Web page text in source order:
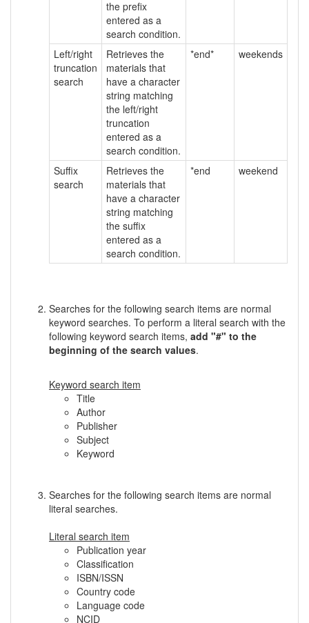
the prefix
entered as a
search condition.
Left/right
truncation
search
Retrieves the
materials that
have a character
string matching
the left/right
truncation
entered as a
search condition.
*end* weekends
Suffix
search
Retrieves the
materials that
have a character
string matching
the suffix
entered as a
search condition.
*end weekend
Searches for the following search items are normal
keyword searches. To perform a literal search with the
following keyword search items, add "#" to the
beginning of the search values.
Keyword search item
Title
Author
Publisher
Subject
Keyword
Searches for the following search items are normal
literal searches.
Literal search item
Publication year
Classification
ISBN/ISSN
Country code
Language code
NCID